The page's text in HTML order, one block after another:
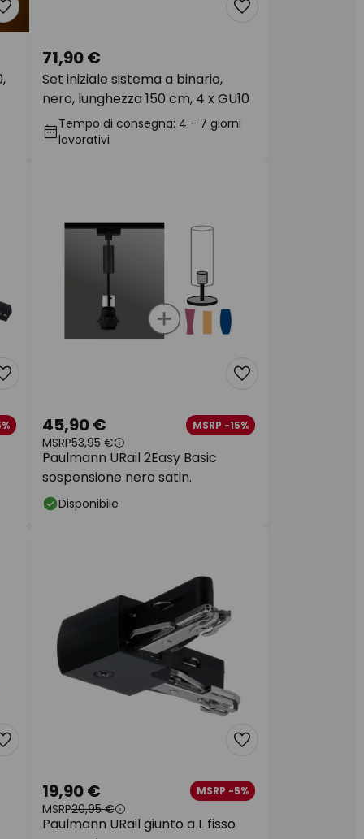
Set iniziale sistema a binario,
nero, lunghezza 150 cm, 4 x GU10
71,90 €
Tempo di consegna: 4 - 7 giorni
lavorativi
Paulmann URail 2Easy Basic
sospensione nero satin.
45,90 € MSRP -15%
MSRP53,95 €
Disponibile
Paulmann URail giunto a L fisso
19,90 € MSRP -5%
MSRP20,95 €